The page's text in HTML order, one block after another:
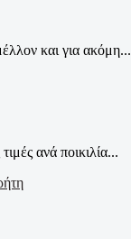
και για ακόμη...
ανά ποικιλία...